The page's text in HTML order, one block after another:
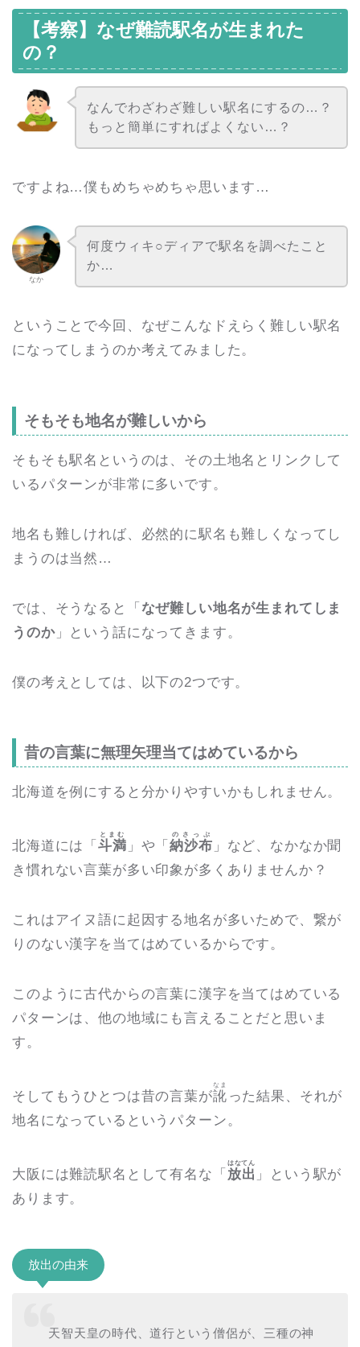
【考察】なぜ難読駅名が生まれた
の？
なんでわざわざ難しい駅名にするの…？
もっと簡単にすればよくない…？
ですよね…僕もめちゃめちゃ思います…
なか
何度ウィキ○ディアで駅名を調べたこと
か…
ということで今回、なぜこんなドえらく難しい駅名
になってしまうのか考えてみました。
そもそも地名が難しいから
そもそも駅名というのは、その土地名とリンクして
いるパターンが非常に多いです。
地名も難しければ、必然的に駅名も難しくなってし
まうのは当然…
では、そうなると「 なぜ難しい地名が生まれてしま
うのか」という話になってきます。
僕の考えとしては、以下の2つです。
昔の言葉に無理矢理当てはめているから
北海道を例にすると分かりやすいかもしれません。
北海道には「斗満
とまむ
」や「納沙布
のさっぷ
」など、なかなか聞
き慣れない言葉が多い印象が多くありませんか？
これはアイヌ語に起因する地名が多いためで、繋が
りのない漢字を当てはめているからです。
このように古代からの言葉に漢字を当てはめている
パターンは、他の地域にも言えることだと思いま
す。
そしてもうひとつは昔の言葉が訛
なま
った結果、それが
地名になっているというパターン。
大阪には難読駅名として有名な「 放出
はなてん
」という駅が
あります。
放出の由来
天智天皇の時代、道行という僧侶が、三種の神